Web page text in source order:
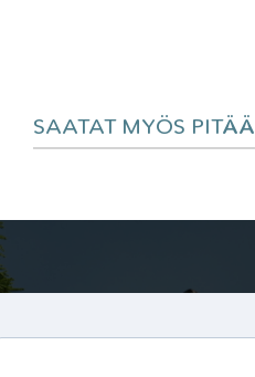
SAATAT MYÖS PITÄÄ